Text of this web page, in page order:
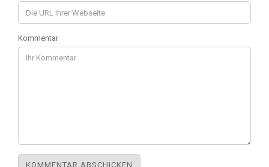
Kommentar